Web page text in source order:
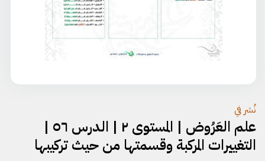
تصفّح
المقالات
نُشر في
علم العَرُوض | المستوى ٢ | الدرس ٥٦ |
التغييرات المركبة وقسمتها من حيث تركيبها